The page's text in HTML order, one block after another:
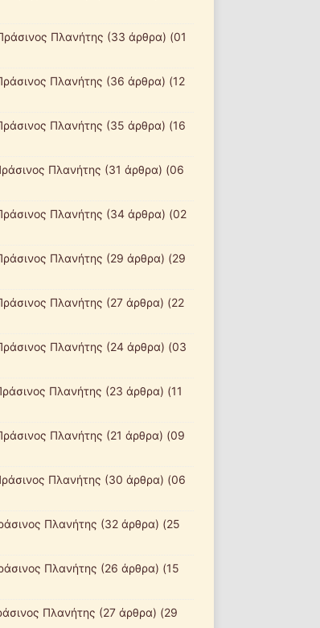
Πλανήτης (33 άρθρα) (01
Πλανήτης (36 άρθρα) (12
Πλανήτης (35 άρθρα) (16
Πλανήτης (31 άρθρα) (06
Πλανήτης (34 άρθρα) (02
Πλανήτης (29 άρθρα) (29
Πλανήτης (27 άρθρα) (22
Πλανήτης (24 άρθρα) (03
Πλανήτης (23 άρθρα) (11
Πλανήτης (21 άρθρα) (09
Πλανήτης (30 άρθρα) (06
Πλανήτης (32 άρθρα) (25
Πλανήτης (26 άρθρα) (15
Πλανήτης (27 άρθρα) (29